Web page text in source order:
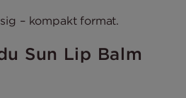
– kompakt format.
Sun Lip Balm